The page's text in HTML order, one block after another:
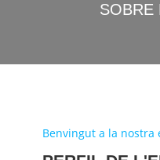
SOBRE
Benvingut a la nostra